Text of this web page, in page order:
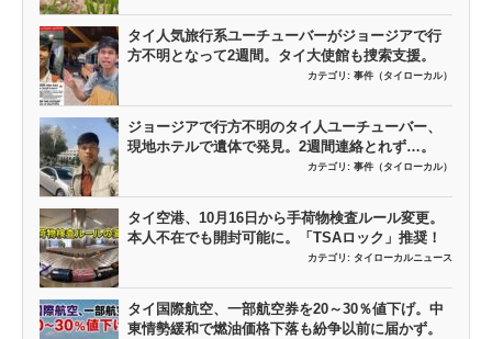
タイ人気旅行系ユーチューバーがジョージアで行
方不明となって2週間。タイ大使館も捜索支援。
カテゴリ: 事件（タイローカル）
ジョージアで行方不明のタイ人ユーチューバー、
現地ホテルで遺体で発見。2週間連絡とれず…。
カテゴリ: 事件（タイローカル）
タイ空港、10月16日から手荷物検査ルール変更。
本人不在でも開封可能に。「TSAロック」推奨！
カテゴリ: タイローカルニュース
タイ国際航空、一部航空券を20～30％値下げ。中
東情勢緩和で燃油価格下落も紛争以前に届かず。